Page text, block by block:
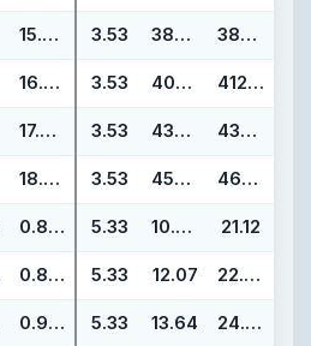
15.262 3.53 380.59 387.65
16.233 3.53 405.26 412.32
17.233 3.53 430.66 437.72
18.233 3.53 456.06 463.12
0.832 5.33 10.46 21.12
0.895 5.33 12.07 22.73
0.957 5.33 13.64 24.30